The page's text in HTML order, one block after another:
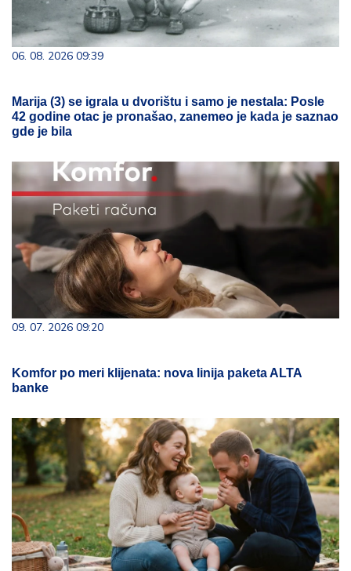
06. 08. 2026 09:39
Marija (3) se igrala u dvorištu i samo je nestala: Posle
42 godine otac je pronašao, zanemeo je kada je saznao
gde je bila
09. 07. 2026 09:20
Komfor po meri klijenata: nova linija paketa ALTA
banke